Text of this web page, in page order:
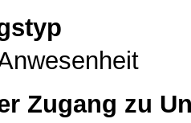
Zugang zu